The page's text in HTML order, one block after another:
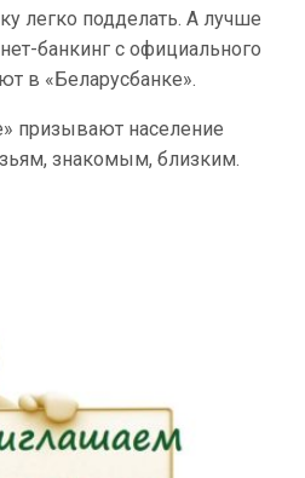
легко подделать. А лучше
банкинг с официального
в «Беларусбанке».
призывают население
знакомым, близким.